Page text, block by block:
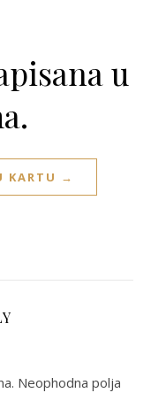
u
KARTU →
Neophodna polja